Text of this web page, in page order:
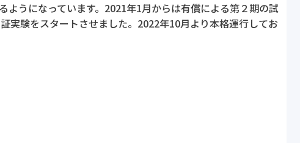
うになっています。2021年1月からは有償による第２期の試
実験をスタートさせました。2022年10月より本格運行してお